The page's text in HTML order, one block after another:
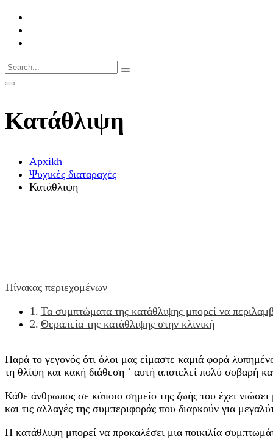
Κατάθλιψη
Αpxikh
Ψυχικές διαταραχές
Κατάθλιψη
Πίνακας περιεχομένων
Τα συμπτώματα της κατάθλιψης μπορεί να
Θεραπεία της κατάθλιψης στην κλινική
Παρά το γεγονός ότι όλοι μας είμαστε καμιά φορά
τη θλίψη και κακή διάθεση ˙ αυτή αποτελεί πολύ σοβαρή
Κάθε άνθρωπος σε κάποιο σημείο της ζωής του έχει
και τις αλλαγές της συμπεριφοράς που διαρκούν για
Η κατάθλιψη μπορεί να προκαλέσει μια ποικιλία